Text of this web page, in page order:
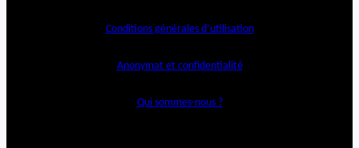
Conditions générales d’utilisation
Anonymat et confidentialité
Qui sommes-nous ?